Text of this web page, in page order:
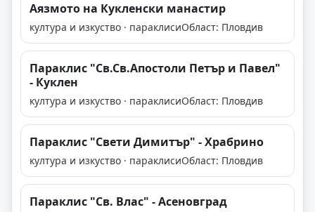
Аязмото на Кукленски манастир
култура и изкуство · параклисиОбласт: Пловдив
Параклис "Св.Св.Апостоли Петър и Павел"
- Куклен
култура и изкуство · параклисиОбласт: Пловдив
Параклис "Свети Димитър" - Храбрино
култура и изкуство · параклисиОбласт: Пловдив
Параклис "Св. Влас" - Асеновград